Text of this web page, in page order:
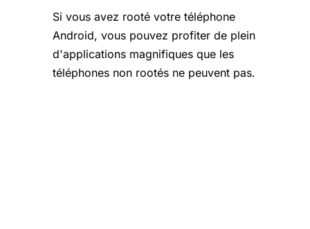
Si vous avez rooté votre téléphone
Android, vous pouvez profiter de plein
d'applications magnifiques que les
téléphones non rootés ne peuvent pas.